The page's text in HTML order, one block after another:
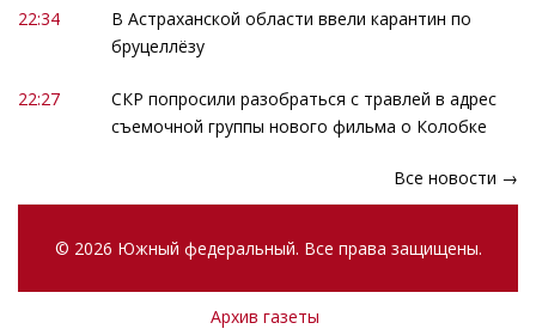
22:34
В Астраханской области ввели карантин по
бруцеллёзу
22:27
СКР попросили разобраться с травлей в адрес
съемочной группы нового фильма о Колобке
Все новости →
© 2026 Южный федеральный. Все права защищены.
Архив газеты